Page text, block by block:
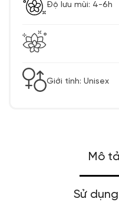
Độ lưu mùi: 4-6h
Giới tính: Unisex
Mô
Sử